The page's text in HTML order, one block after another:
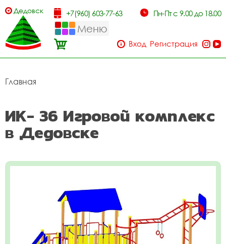
Дедовск +7(960) 603-77-63 Пн-Пт с 9.00 до 18.00
Меню
Вход Регистрация
Главная
ИК- 36 Игровой комплекс
в Дедовске